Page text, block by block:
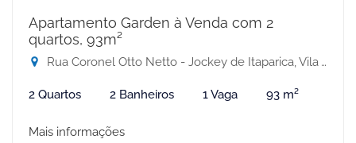
Apartamento Garden à Venda com 2
quartos, 93m²
Rua Coronel Otto Netto - Jockey de Itaparica, Vila Velha-ES
2 Quartos 2 Banheiros 1 Vaga 93 m²
Mais informações